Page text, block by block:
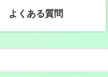
よくある質問